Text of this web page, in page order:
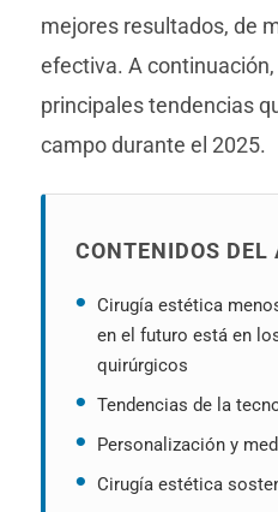
mejores resultados, de
efectiva. A
principales tendencias
campo durante el 2025.
CONTENIDOS DEL
Cirugía estética
en el futuro está en
quirúrgicos
Tendencias de la
Personalización y
Cirugía estética